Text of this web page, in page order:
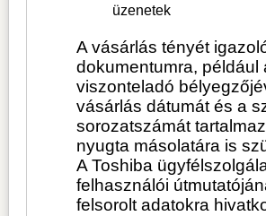
üzenetek
A vásárlás tényét
dokumentumra, például
viszonteladó
vásárlás dátumát és a
sorozatszámát
nyugta másolatára is
A Toshiba
felhasználói
felsorolt adatokra